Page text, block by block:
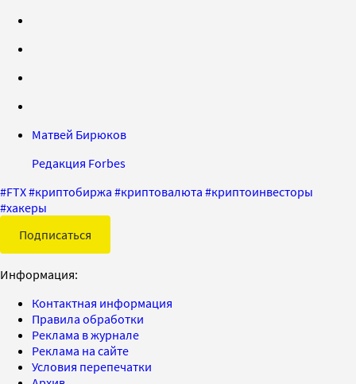
Матвей Бирюков
Редакция Forbes
#FTX#криптобиржа #криптовалюта #криптоинвесторы
#хакеры
Подписаться
Информация:
Контактная информация
Правила обработки
Реклама в журнале
Реклама на сайте
Условия перепечатки